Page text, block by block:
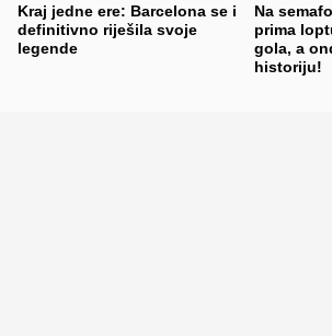
Kraj jedne ere: Barcelona se i
definitivno riješila svoje
legende
Na
prima
gola, a
historiju!